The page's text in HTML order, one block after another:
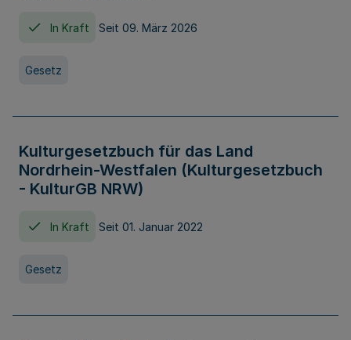
In Kraft Seit 09. März 2026
Gesetz
Kulturgesetzbuch für das Land
Nordrhein-Westfalen (Kulturgesetzbuch
- KulturGB NRW)
In Kraft Seit 01. Januar 2022
Gesetz